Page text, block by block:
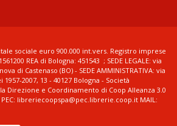
sociale euro 900.000 int.vers. Registro imprese
REA di Bologna: 451543 ; SEDE LEGALE: via
di Castenaso (BO) - SEDE AMMINISTRATIVA: via
2007, 13 - 40127 Bologna - Società
Direzione e Coordinamento di Coop Alleanza 3.0
PEC: libreriecoopspa@pec.librerie.coop.it MAIL: